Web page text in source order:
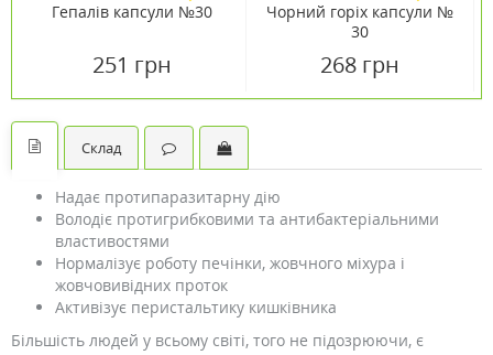
Гепалів капсули №30
251 грн
Чорний горіх капсули №
30
268 грн
Склад
Надає протипаразитарну дію
Володіє протигрибковими та антибактеріальними
властивостями
Нормалізує роботу печінки, жовчного міхура і
жовчовивідних проток
Активізує перистальтику кишківника
Більшість людей у ​​всьому світі, того не підозрюючи, є